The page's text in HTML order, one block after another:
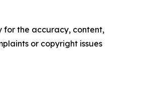
for the accuracy, content,
or copyright issues